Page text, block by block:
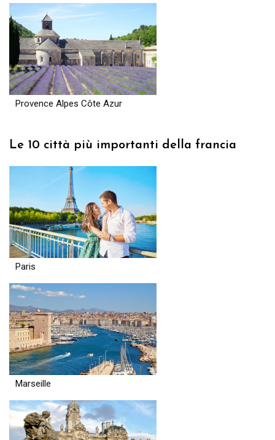
Provence Alpes Côte Azur
Le 10 città più importanti della francia
Paris
Marseille